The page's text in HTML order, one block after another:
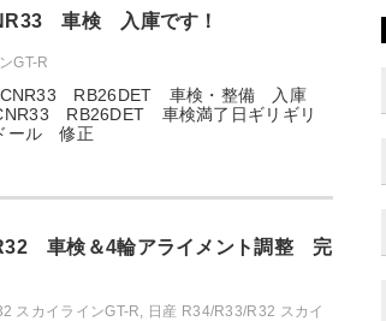
車検 入庫です！
GT-R
RB26DET 車検・整備 入庫
RB26DET 車検満了日ギリギリ
ドール 修正
車検＆4輪アライメント調整 完
スカイラインGT-R, 日産 R34/R33/R32 スカイ